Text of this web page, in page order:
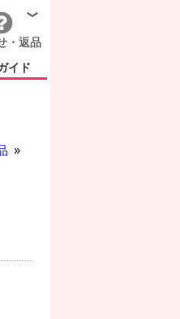
・返品
イド